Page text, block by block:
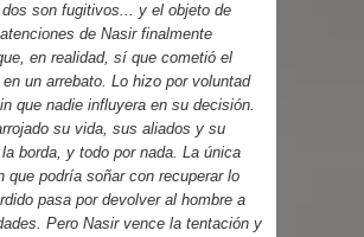
son fugitivos... y el objeto de
de Nasir finalmente
en realidad, sí que cometió el
un arrebato. Lo hizo por voluntad
que nadie influyera en su decisión.
su vida, sus aliados y su
borda, y todo por nada. La única
que podría soñar con recuperar lo
pasa por devolver al hombre a
Pero Nasir vence la tentación y